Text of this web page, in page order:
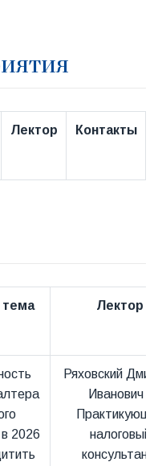
Лектор Контакты
тема Лектор
2026
Ряховский
Иванович -
налоговый
консультант.